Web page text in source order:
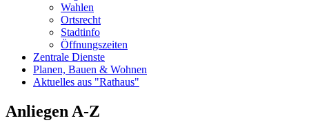
Wahlen
Ortsrecht
Stadtinfo
Öffnungszeiten
Zentrale Dienste
Planen, Bauen & Wohnen
Aktuelles aus "Rathaus"
Anliegen A-Z